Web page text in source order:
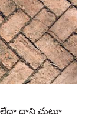
దాని చుట్టూ